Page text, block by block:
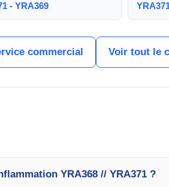
- YRA369
commercial Voir tout le
YRA368 // YRA371 ?